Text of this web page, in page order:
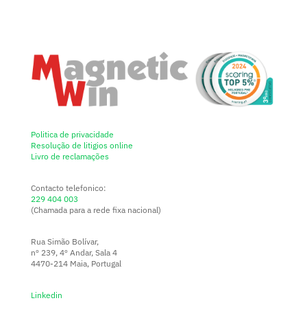
Politica de privacidade
Resolução de litigios online
Livro de reclamações
Contacto telefonico:
229 404 003
(Chamada para a rede fixa nacional)
Rua Simão Bolívar,
nº 239, 4º Andar, Sala 4
4470-214 Maia, Portugal
Linkedin